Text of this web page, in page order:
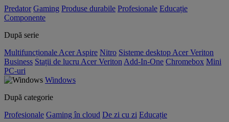
Predator Gaming Produse durabile Profesionale Educație
Componente
După serie
Multifuncționale Acer Aspire Nitro Sisteme desktop Acer Veriton
Business Stații de lucru Acer Veriton Add-In-One Chromebox Mini
PC-uri
Windows
După categorie
Profesionale Gaming în cloud De zi cu zi Educație